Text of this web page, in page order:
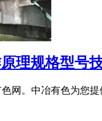
理规格型号
网。中冶有色为您